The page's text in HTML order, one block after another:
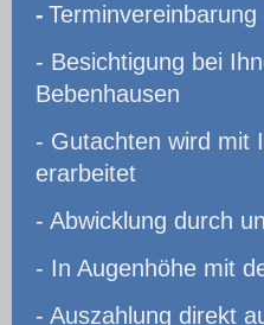
-
- Besichtigung bei
Bebenhausen
- Gutachten wird mit
erarbeitet
- Abwicklung durch
- In Augenhöhe mit
- Auszahlung direkt